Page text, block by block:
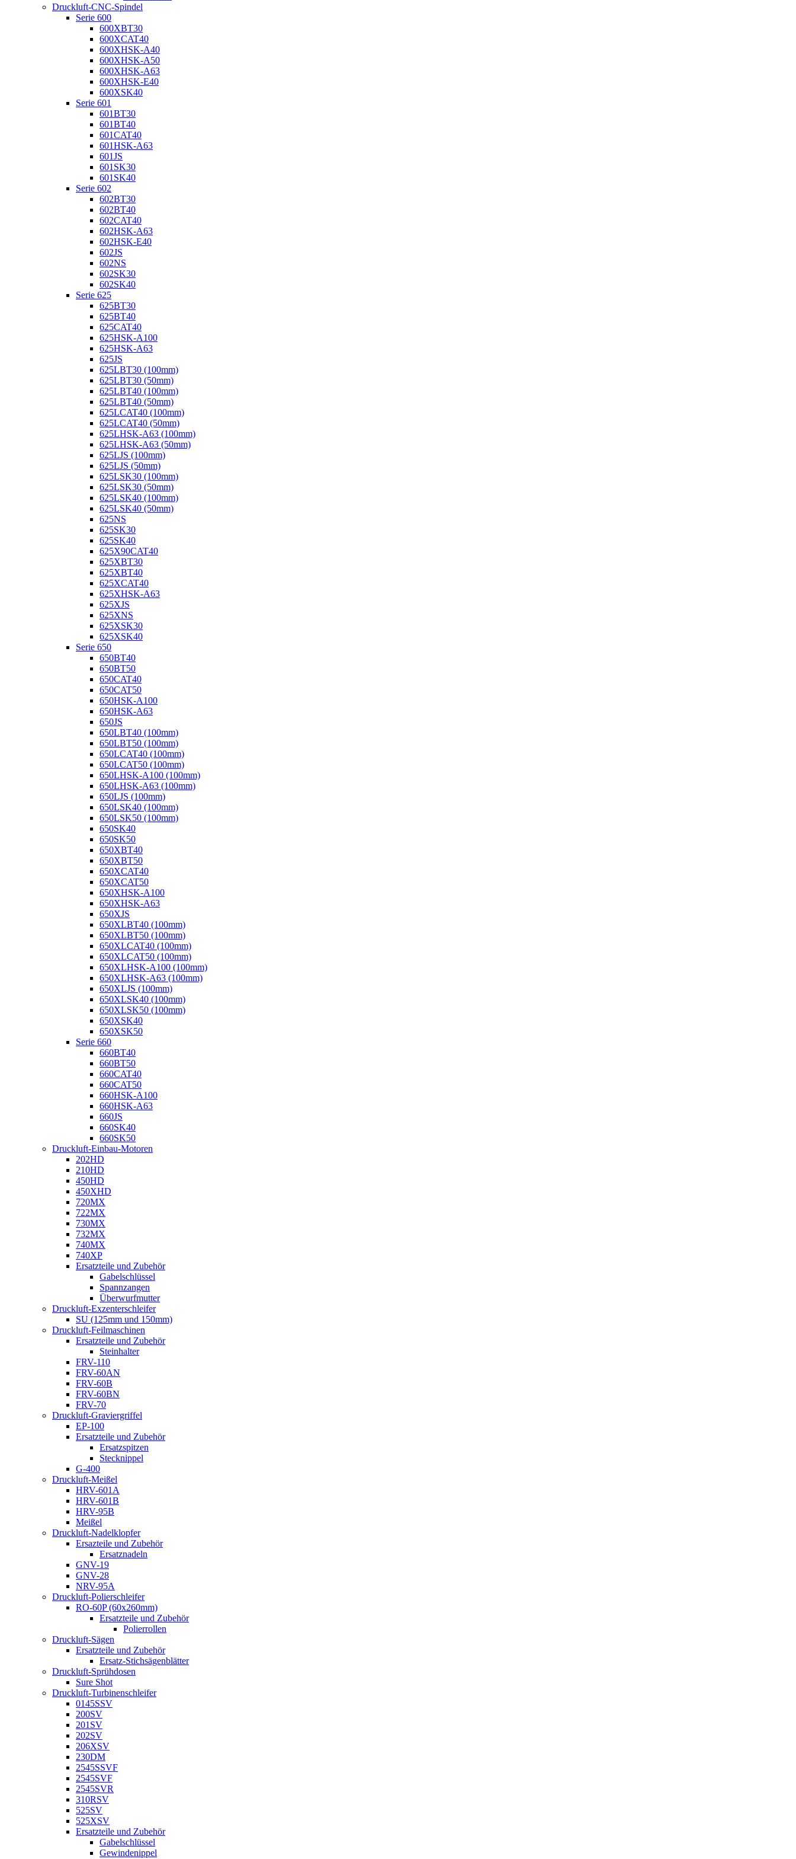
Druckluft-CNC-Spindel
Serie 600
600XBT30
600XCAT40
600XHSK-A40
600XHSK-A50
600XHSK-A63
600XHSK-E40
600XSK40
Serie 601
601BT30
601BT40
601CAT40
601HSK-A63
601JS
601SK30
601SK40
Serie 602
602BT30
602BT40
602CAT40
602HSK-A63
602HSK-E40
602JS
602NS
602SK30
602SK40
Serie 625
625BT30
625BT40
625CAT40
625HSK-A100
625HSK-A63
625JS
625LBT30 (100mm)
625LBT30 (50mm)
625LBT40 (100mm)
625LBT40 (50mm)
625LCAT40 (100mm)
625LCAT40 (50mm)
625LHSK-A63 (100mm)
625LHSK-A63 (50mm)
625LJS (100mm)
625LJS (50mm)
625LSK30 (100mm)
625LSK30 (50mm)
625LSK40 (100mm)
625LSK40 (50mm)
625NS
625SK30
625SK40
625X90CAT40
625XBT30
625XBT40
625XCAT40
625XHSK-A63
625XJS
625XNS
625XSK30
625XSK40
Serie 650
650BT40
650BT50
650CAT40
650CAT50
650HSK-A100
650HSK-A63
650JS
650LBT40 (100mm)
650LBT50 (100mm)
650LCAT40 (100mm)
650LCAT50 (100mm)
650LHSK-A100 (100mm)
650LHSK-A63 (100mm)
650LJS (100mm)
650LSK40 (100mm)
650LSK50 (100mm)
650SK40
650SK50
650XBT40
650XBT50
650XCAT40
650XCAT50
650XHSK-A100
650XHSK-A63
650XJS
650XLBT40 (100mm)
650XLBT50 (100mm)
650XLCAT40 (100mm)
650XLCAT50 (100mm)
650XLHSK-A100 (100mm)
650XLHSK-A63 (100mm)
650XLJS (100mm)
650XLSK40 (100mm)
650XLSK50 (100mm)
650XSK40
650XSK50
Serie 660
660BT40
660BT50
660CAT40
660CAT50
660HSK-A100
660HSK-A63
660JS
660SK40
660SK50
Druckluft-Einbau-Motoren
202HD
210HD
450HD
450XHD
720MX
722MX
730MX
732MX
740MX
740XP
Ersatzteile und Zubehör
Gabelschlüssel
Spannzangen
Überwurfmutter
Druckluft-Exzenterschleifer
SU (125mm und 150mm)
Druckluft-Feilmaschinen
Ersatzteile und Zubehör
Steinhalter
FRV-110
FRV-60AN
FRV-60B
FRV-60BN
FRV-70
Druckluft-Graviergriffel
EP-100
Ersatzteile und Zubehör
Ersatzspitzen
Stecknippel
G-400
Druckluft-Meißel
HRV-601A
HRV-601B
HRV-95B
Meißel
Druckluft-Nadelklopfer
Ersazteile und Zubehör
Ersatznadeln
GNV-19
GNV-28
NRV-95A
Druckluft-Polierschleifer
RO-60P (60x260mm)
Ersatzteile und Zubehör
Polierrollen
Druckluft-Sägen
Ersatzteile und Zubehör
Ersatz-Stichsägenblätter
Druckluft-Sprühdosen
Sure Shot
Druckluft-Turbinenschleifer
0145SSV
200SV
201SV
202SV
206XSV
230DM
2545SSVF
2545SVF
2545SVR
310RSV
525SV
525XSV
Ersatzteile und Zubehör
Gabelschlüssel
Gewindenippel